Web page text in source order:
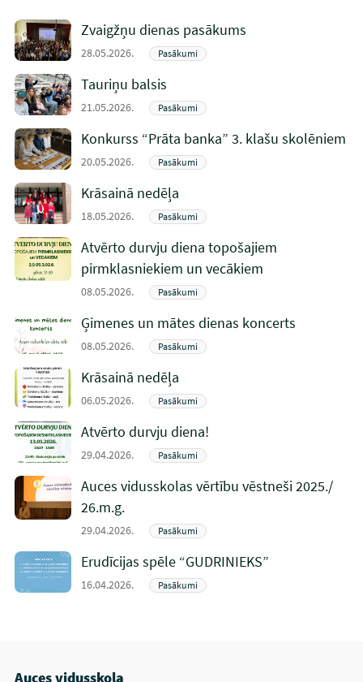
Zvaigžņu dienas pasākums
28.05.2026. Pasākumi
Tauriņu balsis
21.05.2026. Pasākumi
Konkurss “Prāta banka” 3. klašu skolēniem
20.05.2026. Pasākumi
Krāsainā nedēļa
18.05.2026. Pasākumi
Atvērto durvju diena topošajiem
pirmklasniekiem un vecākiem
08.05.2026. Pasākumi
Ģimenes un mātes dienas koncerts
08.05.2026. Pasākumi
Krāsainā nedēļa
06.05.2026. Pasākumi
Atvērto durvju diena!
29.04.2026. Pasākumi
Auces vidusskolas vērtību vēstneši 2025./
26.m.g.
29.04.2026. Pasākumi
Erudīcijas spēle “GUDRINIEKS”
16.04.2026. Pasākumi
Auces vidusskola